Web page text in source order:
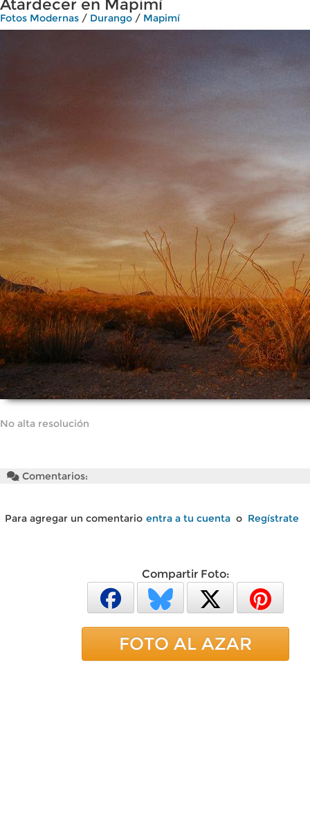
Atardecer en Mapimí
Fotos Modernas / Durango / Mapimí
No alta resolución
Comentarios:
Para agregar un comentario entra a tu cuenta o Regístrate
Compartir Foto:
FOTO AL AZAR